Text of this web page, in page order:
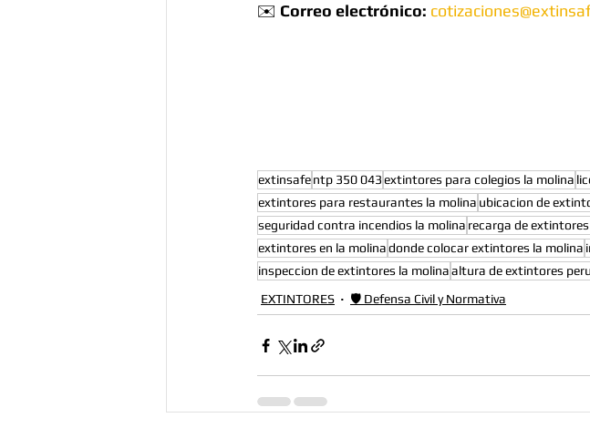
✉️ Correo electrónico:
extinsafentp 350 043extintores para colegios la molina
extintores para restaurantes la molina ubicacion de
seguridad contra incendios la molina recarga de
extintores en la molinadonde colocar extintores la molina
inspeccion de extintores la molinaaltura de extintores peru
EXTINTORES
🛡️ Defensa Civil y Normativa